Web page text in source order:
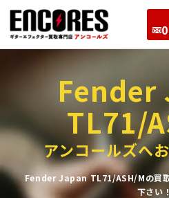
Fender
TL71/
アンコールズへ
Fender Japan TL71/ASH/Mの買
下さい！